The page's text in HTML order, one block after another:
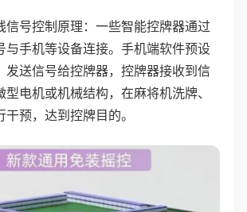
信号控制原理：一些智能控牌器通过
与手机等设备连接。手机端软件预设
发送信号给控牌器，控牌器接收到信
电机或机械结构，在麻将机洗牌、
预，达到控牌目的。